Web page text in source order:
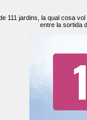
111 jardins, la qual cosa
entre la sortida